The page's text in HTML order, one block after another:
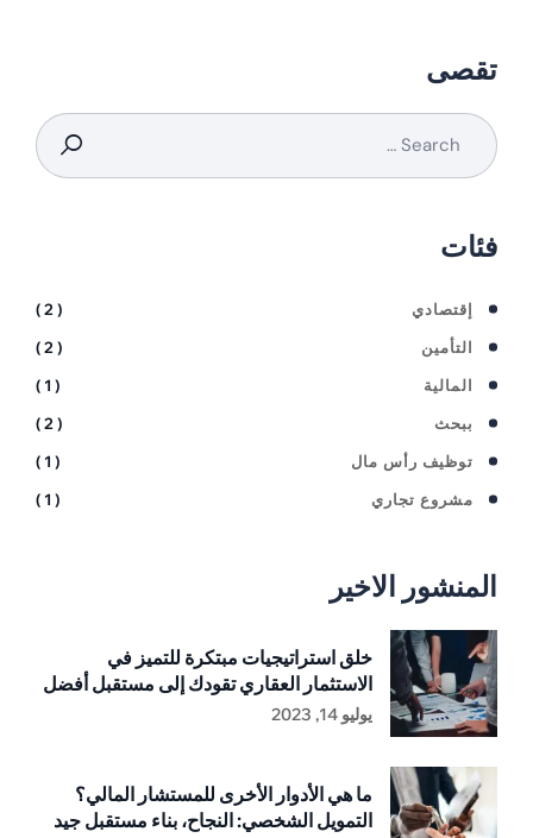
تقصى
فئات
إقتصادي
( 2 )
التأمين
( 2 )
المالية
( 1 )
ببحث
( 2 )
توظيف رأس مال
( 1 )
مشروع تجاري
( 1 )
المنشور الاخير
خلق استراتيجيات مبتكرة للتميز في
الاستثمار العقاري تقودك إلى مستقبل أفضل
يوليو 14, 2023
ما هي الأدوار الأخرى للمستشار المالي؟
التمويل الشخصي: النجاح، بناء مستقبل جيد